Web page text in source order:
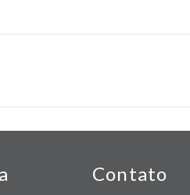
Contato